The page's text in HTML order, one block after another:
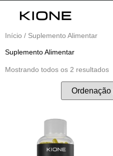
Início / Suplemento Alimentar
Suplemento Alimentar
Mostrando todos os 2 resultados